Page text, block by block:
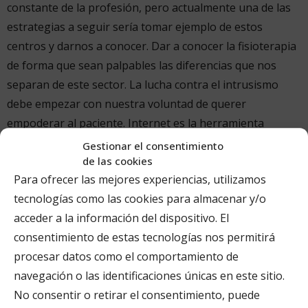
Gestionar el consentimiento
de las cookies
Para ofrecer las mejores experiencias, utilizamos
tecnologías como las cookies para almacenar y/o
acceder a la información del dispositivo. El
consentimiento de estas tecnologías nos permitirá
procesar datos como el comportamiento de
navegación o las identificaciones únicas en este sitio.
No consentir o retirar el consentimiento, puede
constante de la profesión, pero actualmente una de las
estrategias a seguir sería tomar ejemplo de estos
centros y darnos a conocer. Dar a conocer la fisioterapia
de forma que sean palpables las diferencias que nos
separan de este sector. La lucha contra el intrusismo
debe empezar con nuestra voluntad de querer
empoderar al paciente. Internet es la herramienta
perfecta para ello: rápida, sencilla, sin grandes
inversiones y con mucha capacidad de difusión.
Internet ofrece una oportunidad única que como
fisioterapeutas no podemos ignorar ni dejar pasar.
Tenemos la oportunidad de hacer competitiva nuestra
profesión frente a otras profesiones sanitarias y no